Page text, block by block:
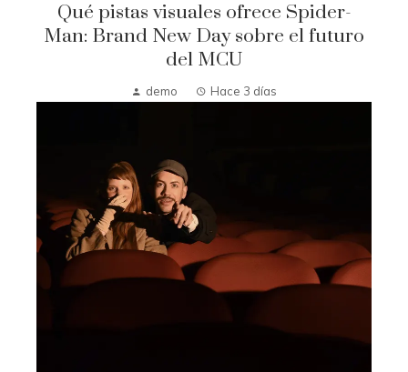
Qué pistas visuales ofrece Spider-
Man: Brand New Day sobre el futuro
del MCU
demo Hace 3 días